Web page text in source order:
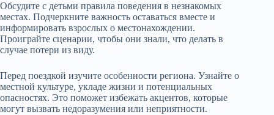
Обсудите с детьми правила поведения в незнакомых
местах. Подчеркните важность оставаться вместе и
информировать взрослых о местонахождении.
Проиграйте сценарии, чтобы они знали, что делать в
случае потери из виду.
Перед поездкой изучите особенности региона. Узнайте о
местной культуре, укладе жизни и потенциальных
опасностях. Это поможет избежать акцентов, которые
могут вызвать недоразумения или неприятности.